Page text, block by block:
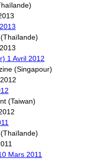
(Singapour)
(Taiwan)